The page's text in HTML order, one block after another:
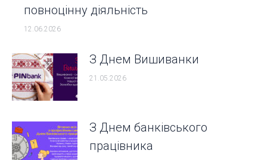
повноцінну діяльність
12.06.2026
З Днем Вишиванки
21.05.2026
З Днем банківського
працівника